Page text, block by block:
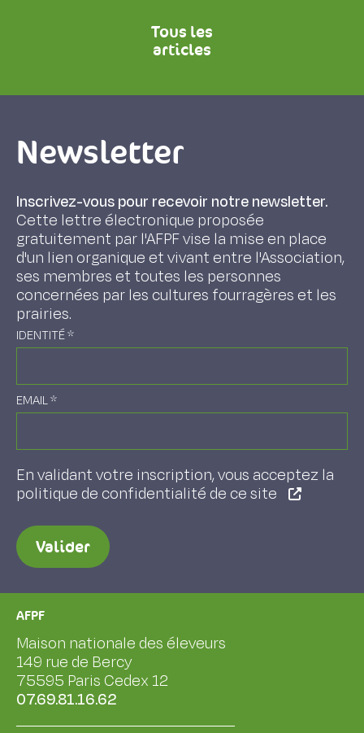
Tous les
articles
Newsletter
Inscrivez-vous pour recevoir notre newsletter.
Cette lettre électronique proposée
gratuitement par l'AFPF vise la mise en place
d'un lien organique et vivant entre l'Association,
ses membres et toutes les personnes
concernées par les cultures fourragères et les
prairies.
IDENTITÉ*
EMAIL*
En validant votre inscription, vous acceptez la
politique de confidentialité de ce site
Valider
AFPF
Maison nationale des éleveurs
149 rue de Bercy
75595 Paris Cedex 12
07.69.81.16.62